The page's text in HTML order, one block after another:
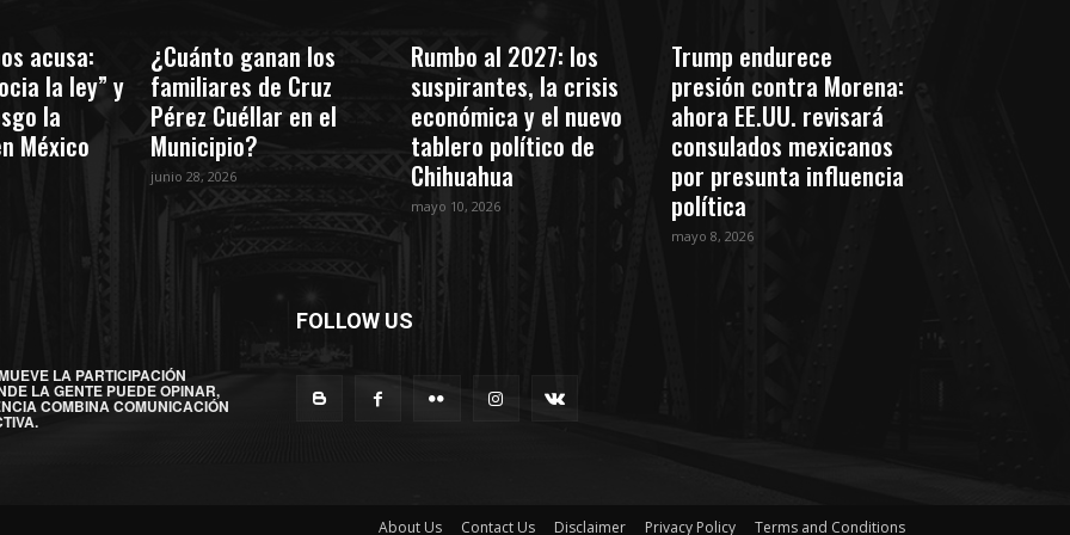
acusa:
la ley” y
la
México
¿Cuánto ganan los
familiares de Cruz
Pérez Cuéllar en el
Municipio?
junio 28, 2026
Rumbo al 2027: los
suspirantes, la crisis
económica y el nuevo
tablero político de
Chihuahua
mayo 10, 2026
Trump endurece
presión contra Morena:
ahora EE.UU. revisará
consulados mexicanos
por presunta influencia
política
mayo 8, 2026
LA PARTICIPACIÓN
LA GENTE PUEDE OPINAR,
COMBINA COMUNICACIÓN
FOLLOW US
About Us Contact Us Disclaimer Privacy Policy Terms and Conditions